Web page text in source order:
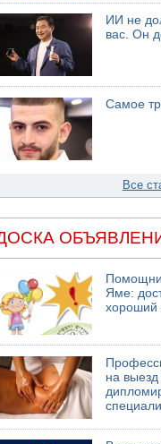
ИИ не
вас. Он
Самое
Все
Яме:
хороший
на